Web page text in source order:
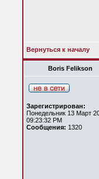
Вернуться к началу
Boris Felikson
Зарегистрирован:
Понедельник 13 Март
09:23:32 PM
Сообщения: 1320